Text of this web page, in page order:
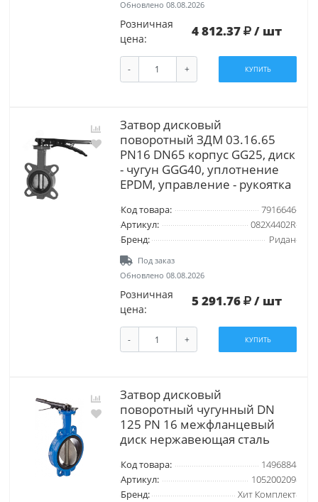
Обновлено 08.08.2026
Розничная
цена:
4 812.37 / шт
- + КУПИТЬ
Затвор дисковый
поворотный ЗДМ 03.16.65
PN16 DN65 корпус GG25, диск
- чугун GGG40, уплотнение
EPDM, управление - рукоятка
Код товара:
7916646
Артикул:
082X4402R
Бренд:
Ридан
Под заказ
Обновлено 08.08.2026
Розничная
цена:
5 291.76 / шт
- + КУПИТЬ
Затвор дисковый
поворотный чугунный DN
125 PN 16 межфланцевый
диск нержавеющая сталь
Код товара:
1496884
Артикул:
105200209
Бренд:
Хит Комплект